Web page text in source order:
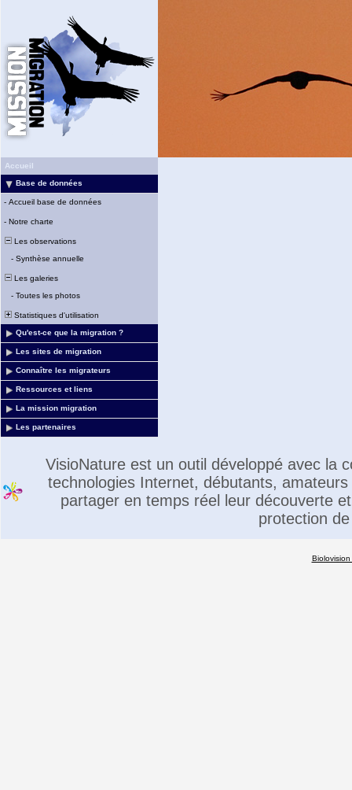
Accueil
Base de données
- Accueil base de données
- Notre charte
Les observations
- Synthèse annuelle
Les galeries
- Toutes les photos
Statistiques d'utilisation
Qu'est-ce que la migration ?
Les sites de migration
Connaître les migrateurs
Ressources et liens
La mission migration
Les partenaires
VisioNature est un outil développé avec la
technologies Internet, débutants,
partager en temps réel leur découverte
protection
Biolovision